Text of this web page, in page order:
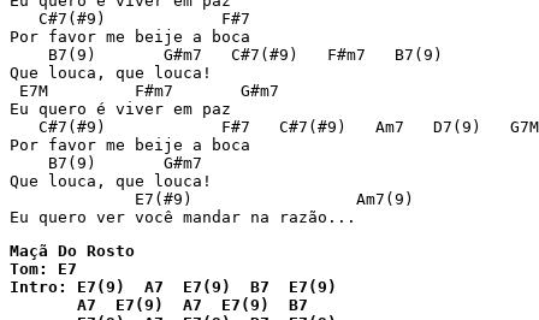
   C#7(#9)            F#7
Por favor me beije a boca
    B7(9)       G#m7   C#7(#9)   F#m7   B7(9)
Que louca, que louca!
E7M         F#m7       G#m7
Eu quero é viver em paz
   C#7(#9)            F#7   C#7(#9)   Am7   D7(9)   G7M
Por favor me beije a boca
    B7(9)       G#m7
Que louca, que louca!
             E7(#9)                 Am7(9)
Maçã Do Rosto
Tom: E7
Intro: E7(9)  A7  E7(9)  B7  E7(9)
       A7  E7(9)  A7  E7(9)  B7